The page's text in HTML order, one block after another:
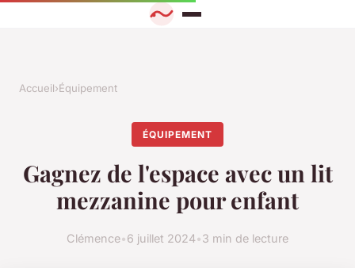
Accueil›Équipement
ÉQUIPEMENT
Gagnez de l'espace avec un lit
mezzanine pour enfant
Clémence•6 juillet 2024•3 min de lecture